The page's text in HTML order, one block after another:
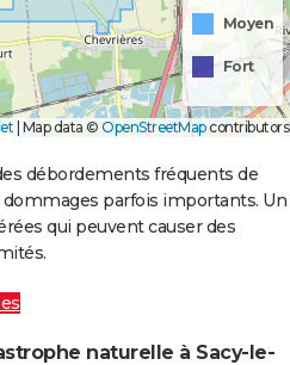
Moyen
Fort
| Map data © OpenStreetMapcontributors
débordements fréquents de
dommages parfois importants. Un
qui peuvent causer des
naturelle à Sacy-le-